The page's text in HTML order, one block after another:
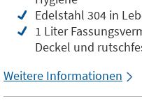
Edelstahl 304 in
1 Liter
Deckel und
Weitere Informationen